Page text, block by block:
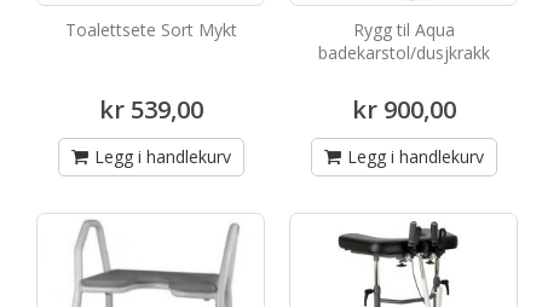
Toalettsete Sort Mykt
kr 539,00
Legg i handlekurv
Rygg til Aqua
badekarstol/dusjkrakk
kr 900,00
Legg i handlekurv